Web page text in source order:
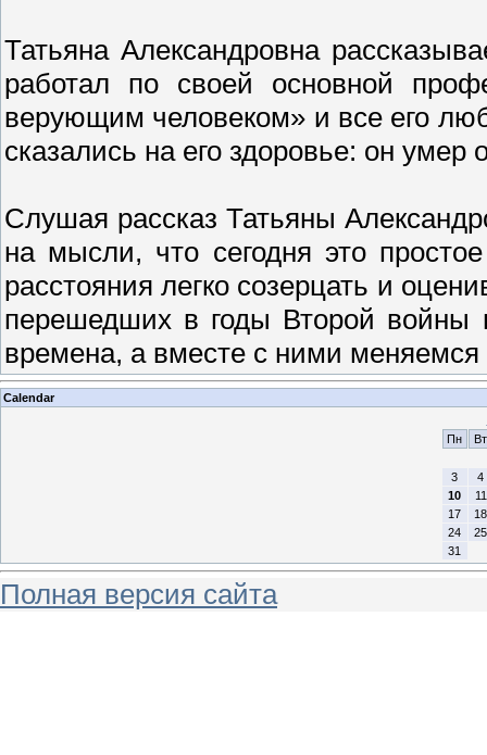
Татьяна Александровна
работал по своей основной
верующим человеком» и все его
сказались на его здоровье: он умер
Слушая рассказ Татьяны
на мысли, что сегодня это
расстояния легко созерцать и
перешедших в годы Второй войны
времена, а вместе с ними
Calendar
Пн
Вт
3
4
10
11
17
18
24
25
31
Полная версия сайта